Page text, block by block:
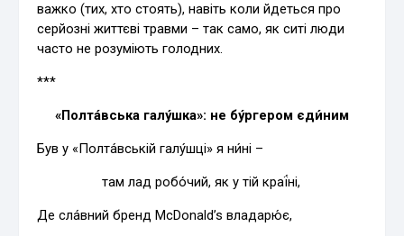
важко (тих, хто стоять), навіть коли йдеться про
серйозні життєві травми – так само, як ситі люди
часто не розуміють голодних.
***
«Полта́вська галу́шка»: не бу́ргером єди́ним
Був у «Полта́вській галу́шці» я ни́ні –
там лад робо́чий, як у тій краї́ні,
Де сла́вний бренд McDonald’s владарю́є,